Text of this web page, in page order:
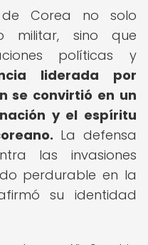
de Corea no solo
militar, sino que
políticas y
liderada por
se convirtió en un
y el espíritu
La defensa
las invasiones
perdurable en la
su identidad